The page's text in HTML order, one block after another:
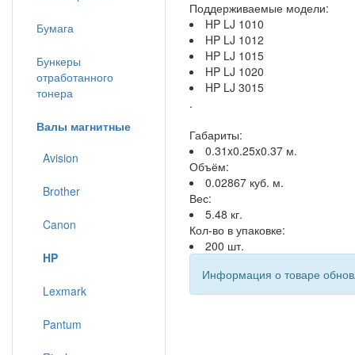
Поддерживаемые модели:
HP LJ 1010
HP LJ 1012
HP LJ 1015
HP LJ 1020
HP LJ 3015
.
Габариты:
0.31x0.25x0.37 м.
Объём:
0.02867 куб. м.
Вес:
5.48 кг.
Кол-во в упаковке:
200 шт.
Информация о товаре
Бумага
Бункеры
отработанного
тонера
Валы магнитные
Avision
Brother
Canon
HP
Lexmark
Pantum